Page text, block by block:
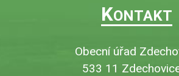
KONTAKT
Obecní úřad
533 11